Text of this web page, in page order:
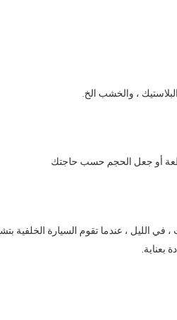
، في الليل ، عندما تقوم السيارة
بعناية.